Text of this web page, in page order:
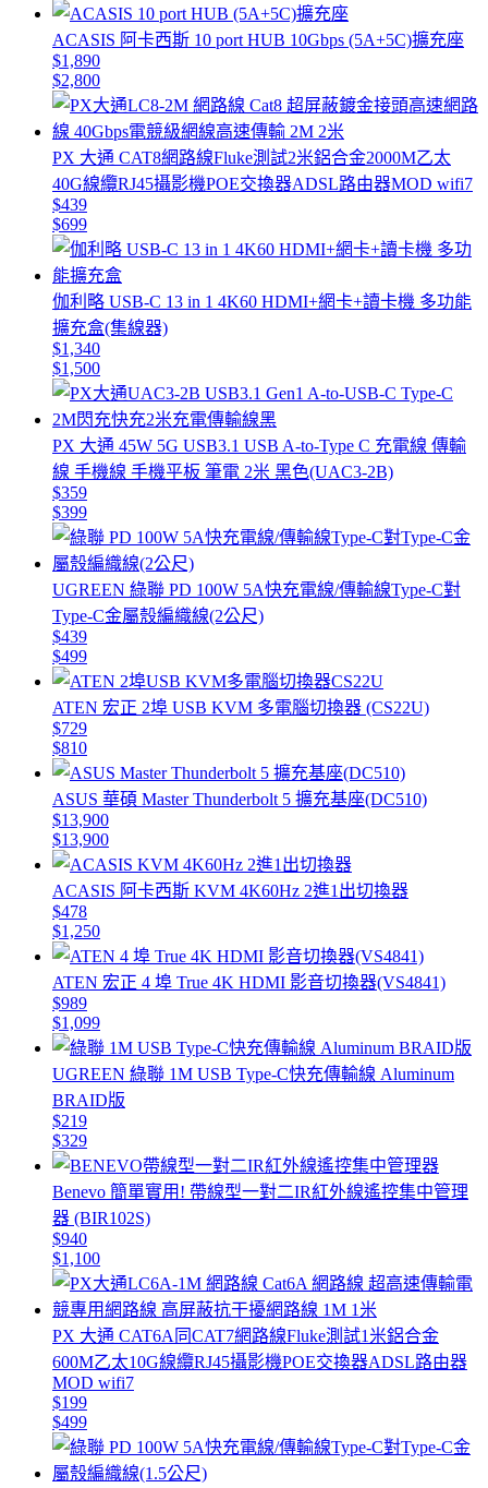
ACASIS 阿卡西斯 10 port HUB 10Gbps (5A+5C)擴充座
$1,890
$2,800
PX 大通 CAT8網路線Fluke測試2米鋁合金2000M乙太
40G線纜RJ45攝影機POE交換器ADSL路由器MOD wifi7
$439
$699
伽利略 USB-C 13 in 1 4K60 HDMI+網卡+讀卡機 多功能
擴充盒(集線器)
$1,340
$1,500
PX 大通 45W 5G USB3.1 USB A-to-Type C 充電線 傳輸
線 手機線 手機平板 筆電 2米 黑色(UAC3-2B)
$359
$399
UGREEN 綠聯 PD 100W 5A快充電線/傳輸線Type-C對
Type-C金屬殼編織線(2公尺)
$439
$499
ATEN 宏正 2埠 USB KVM 多電腦切換器 (CS22U)
$729
$810
ASUS 華碩 Master Thunderbolt 5 擴充基座(DC510)
$13,900
$13,900
ACASIS 阿卡西斯 KVM 4K60Hz 2進1出切換器
$478
$1,250
ATEN 宏正 4 埠 True 4K HDMI 影音切換器(VS4841)
$989
$1,099
UGREEN 綠聯 1M USB Type-C快充傳輸線 Aluminum
BRAID版
$219
$329
Benevo 簡單實用! 帶線型一對二IR紅外線遙控集中管理
器 (BIR102S)
$940
$1,100
PX 大通 CAT6A同CAT7網路線Fluke測試1米鋁合金
600M乙太10G線纜RJ45攝影機POE交換器ADSL路由器
MOD wifi7
$199
$499